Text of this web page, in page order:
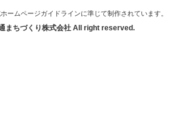
ームページガイドラインに準じて制作されています。
まちづくり株式会社 All right reserved.